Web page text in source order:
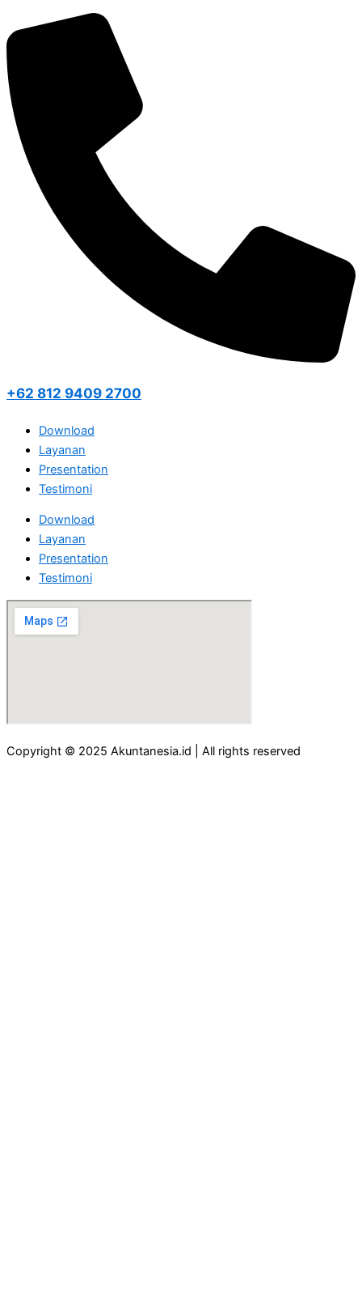
+62 812 9409 2700
Download
Layanan
Presentation
Testimoni
Download
Layanan
Presentation
Testimoni
Copyright © 2025 Akuntanesia.id | All rights reserved